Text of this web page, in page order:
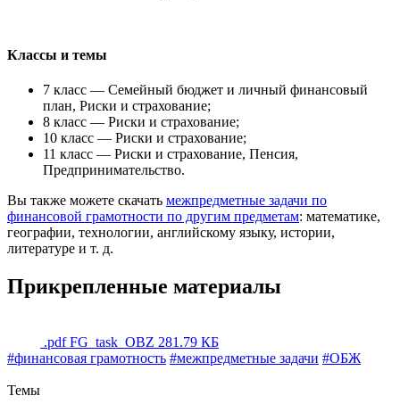
Классы и темы
7 класс — Семейный бюджет и личный финансовый
план, Риски и страхование;
8 класс — Риски и страхование;
10 класс — Риски и страхование;
11 класс — Риски и страхование, Пенсия,
Предпринимательство.
Вы также можете скачать межпредметные задачи по
финансовой грамотности по другим предметам: математике,
географии, технологии, английскому языку, истории,
литературе и т. д.
Прикрепленные материалы
.pdf FG_task_OBZ 281.79 КБ
#финансовая грамотность #межпредметные задачи #ОБЖ
Темы